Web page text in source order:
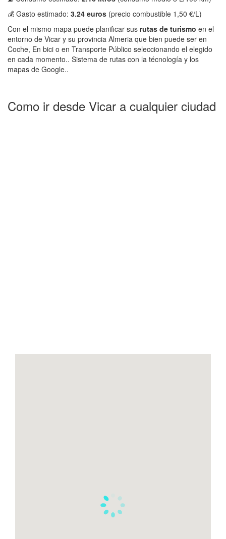
💰 Gasto estimado: 3.24 euros (precio combustible 1,50 €/L)
Con el mismo mapa puede planificar sus rutas de turismo en el
entorno de Vicar y su provincia Almeria que bien puede ser en
Coche, En bici o en Transporte Público seleccionando el elegido
en cada momento.. Sistema de rutas con la técnología y los
mapas de Google..
Como ir desde Vicar a cualquier ciudad